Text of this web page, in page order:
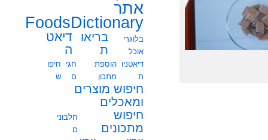
אתר
FoodsDictionary
בלוגרי
אוכל
בריאו
ת
דיאט
ה
דיאטניו
ת
הוספת
מתכון
חגי
ם
חיפו
ש
חיפוש מוצרים
ומאכלים
חיפוש
מתכונים
חלבוני
ם